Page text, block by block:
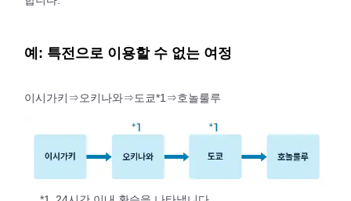
예: 특전으로 이용할 수 없는 여정
이시가키⇒오키나와⇒도쿄*1⇒호놀룰루